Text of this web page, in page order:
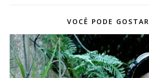
VOCÊ PODE GOSTAR